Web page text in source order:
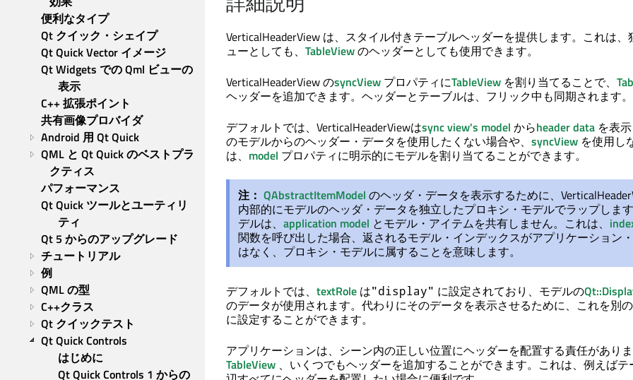
便利なタイプ
Qt クイック・シェイプ
Qt Quick Vector イメージ
Qt Widgets での Qml ビューの
表示
C++ 拡張ポイント
共有画像プロバイダ
Android 用 Qt Quick
QML と Qt Quick のベストプラ
クティス
パフォーマンス
Qt Quick ツールとユーティリ
ティ
Qt 5 からのアップグレード
チュートリアル
例
QML の型
C++クラス
Qt クイックテスト
Qt Quick Controls
はじめに
Qt Quick Controls 1 からの
VerticalHeaderView は、スタイル付きテーブルヘッダーを提供します。これは、
ューとしても、 TableViewのヘッダーとしても使用できます。
VerticalHeaderView のsyncView プロパティにTableView を割り当てることで、
ヘッダーを追加できます。ヘッダーとテーブルは、フリック中も同期されます。
デフォルトでは、VerticalHeaderViewはsync view's model からheader data を表
のモデルからのヘッダー・データを使用したくない場合や、 syncView を使用し
は、 model プロパティに明示的にモデルを割り当てることができます。
注： QAbstractItemModel のヘッダ・データを表示するために、
内部的にモデルのヘッダ・データを独立したプロキシ・モデルでラップしま
デルは、 application model とモデル・アイテムを共有しません。これは、
関数を呼び出した場合、返されるモデル・インデックスがアプリケーション
はなく、プロキシ・モデルに属することを意味します。
デフォルトでは、 textRole は"display" に設定されており、モデルの
のデータが使用されます。代わりにそのデータを表示させるために、これを別
に設定することができます。
アプリケーションは、シーン内の正しい位置にヘッダーを配置する責任があり
TableView 、いくつでもヘッダーを追加することができます。これは、例えばテ